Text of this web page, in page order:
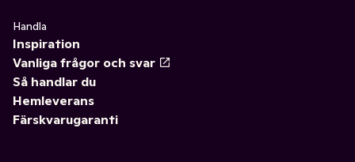
Handla
Inspiration
Vanliga frågor och svar
Så handlar du
Hemleverans
Färskvarugaranti